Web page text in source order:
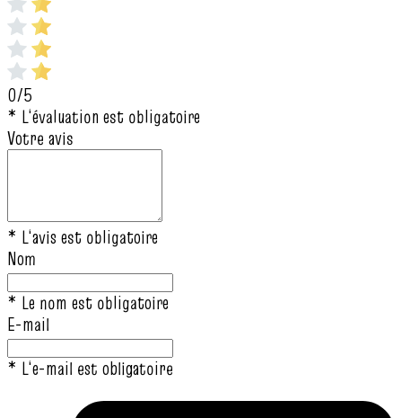
0/5
* L‘évaluation est obligatoire
Votre avis
* L‘avis est obligatoire
Nom
* Le nom est obligatoire
E-mail
* L‘e-mail est obligatoire